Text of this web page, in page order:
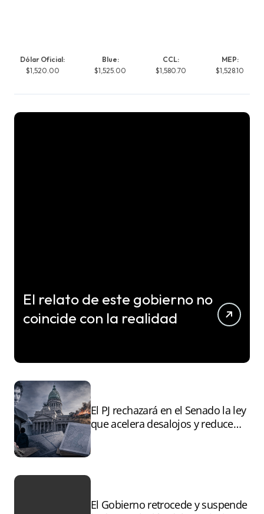
Dólar Oficial:
$1,520.00
Blue:
$1,525.00
CCL:
$1,580.70
MEP:
$1,528.10
El relato de este gobierno no
coincide con la realidad
El PJ rechazará en el Senado la ley
que acelera desalojos y reduce
El Gobierno retrocede y suspende